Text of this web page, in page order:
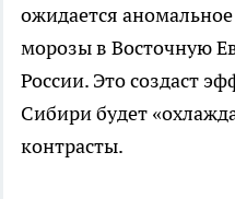
ожидается
морозы в Восточную
России. Это создаст
Сибири будет
контрасты.